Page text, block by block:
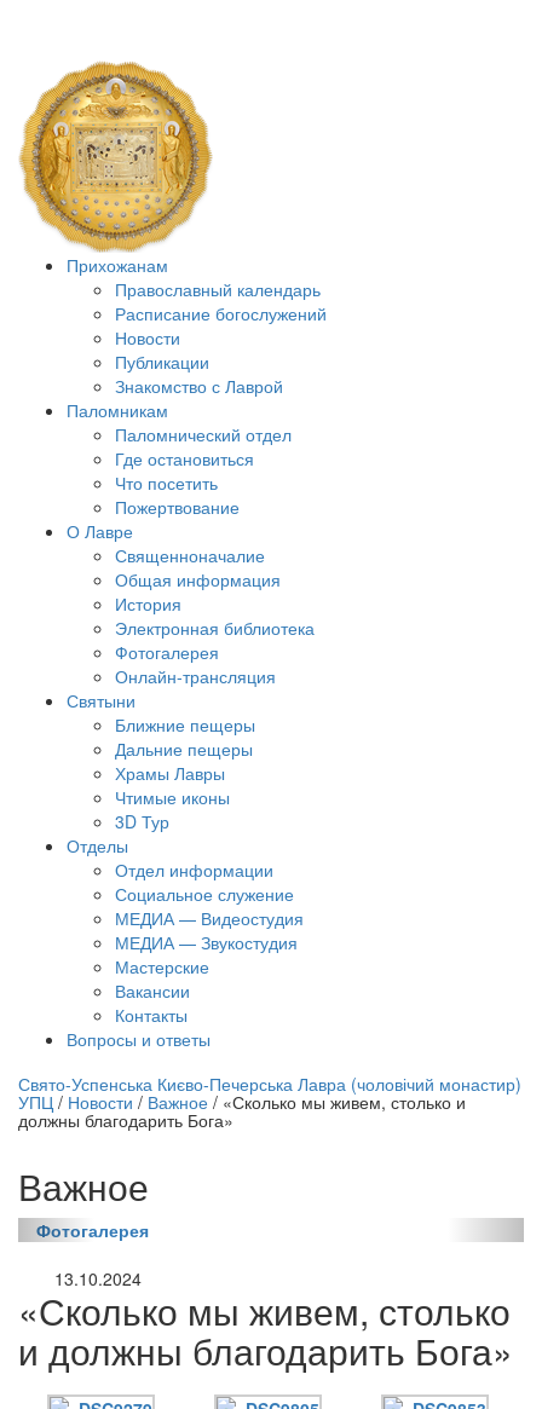
Прихожанам
Православный календарь
Расписание богослужений
Новости
Публикации
Знакомство с Лаврой
Паломникам
Паломнический отдел
Где остановиться
Что посетить
Пожертвование
О Лавре
Священноначалие
Общая информация
История
Электронная библиотека
Фотогалерея
Онлайн-трансляция
Святыни
Ближние пещеры
Дальние пещеры
Храмы Лавры
Чтимые иконы
3D Тур
Отделы
Отдел информации
Социальное служение
МЕДИА — Видеостудия
МЕДИА — Звукостудия
Мастерские
Вакансии
Контакты
Вопросы и ответы
трансляция | 12 сентября
трансляции
Свято-Успенська Києво-Печерська Лавра (чоловічий монастир)
УПЦ / Новости / Важное / «Сколько мы живем, столько и
должны благодарить Бога»
Важное
Фотогалерея
13.10.2024
«Сколько мы живем, столько
и должны благодарить Бога»